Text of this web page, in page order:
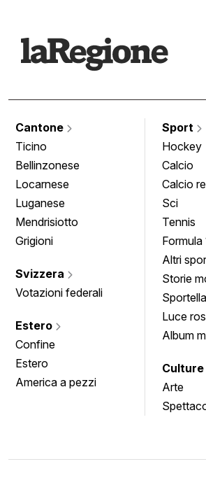
Cantone
Ticino
Bellinzonese
Locarnese
Luganese
Mendrisiotto
Grigioni
Svizzera
Votazioni federali
Estero
Confine
Estero
America a pezzi
Sport
Hockey
Calcio
Calcio
Sci
Tennis
Formula
Altri
Storie
Luce
Album
Culture
Arte